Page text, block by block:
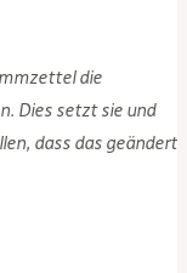
die
Dies setzt sie und
dass das geändert